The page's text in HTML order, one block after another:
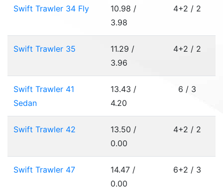
Swift Trawler 34 Fly
10.98 /
3.98
4+2 / 2
Swift Trawler 35
11.29 /
3.96
4+2 / 2
Swift Trawler 41
Sedan
13.43 /
4.20
6 / 3
Swift Trawler 42
13.50 /
0.00
4+2 / 2
Swift Trawler 47
14.47 /
0.00
6+2 / 3